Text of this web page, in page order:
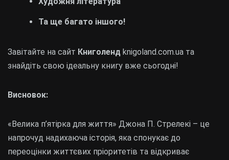
Та ще багато іншого!
Завітайте на сайт Книголенд knigoland.com.ua та
знайдіть свою ідеальну книгу вже сьогодні!
Висновок:
«Велика п’ятірка для життя» Джона П. Стрелекі – це
напрочуд надихаюча історія, яка спонукає до
переоцінки життєвих пріоритетів та відкриває